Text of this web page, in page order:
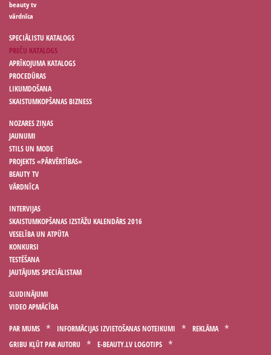
beauty tv
vārdnīca
SPECIĀLISTU KATALOGS
PREČU KATALOGS
APRĪKOJUMA KATALOGS
PROCEDŪRAS
LIKUMDOŠANA
SKAISTUMKOPŠANAS BIZNESS
NOZARES ZIŅAS
JAUNUMI
STILS UN MODE
PROJEKTS «PĀRVĒRTĪBAS»
BEAUTY TV
VĀRDNĪCA
INTERVIJAS
SKAISTUMKOPŠANAS IZSTĀŽU KALENDĀRS 2016
VESELĪBA UN ATPŪTA
KONKURSI
TESTĒŠANA
JAUTĀJUMS SPECIĀLISTAM
SLUDINĀJUMI
VIDEO APMĀCĪBA
PAR MUMS INFORMĀCIJAS IZVIETOŠANAS NOTEIKUMI
REKLĀMA
GRIBU KĻŪT PAR AUTORU
E-BEAUTY.LV LOGOTIPS